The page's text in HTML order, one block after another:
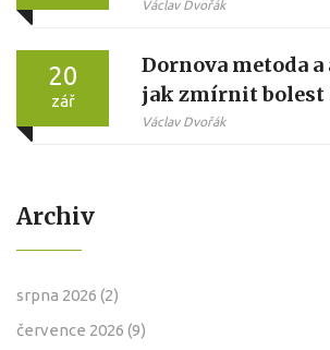
Václav Dvořák
20
zář
Dornova metoda
jak zmírnit bolest
hybnost
Václav Dvořák
Archiv
srpna 2026 (2)
července 2026 (9)